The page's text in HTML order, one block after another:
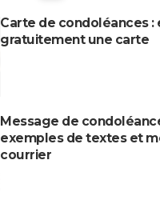
Carte de condoléances :
gratuitement une carte
Message de
exemples de textes et
courrier